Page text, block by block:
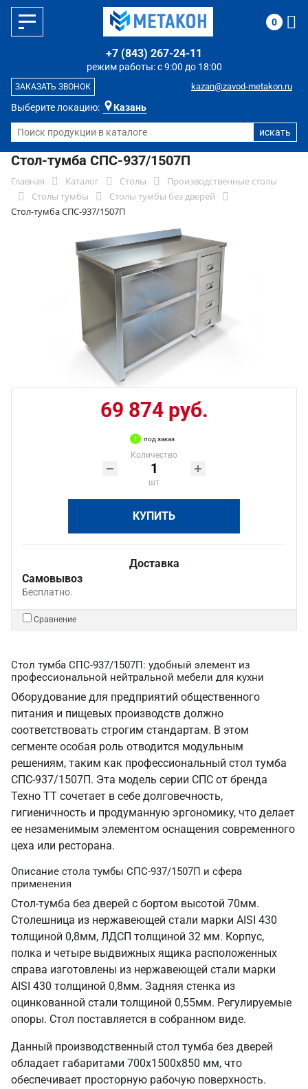
Выберите локацию: Казань
режим работы: с 9:00 до 18:00
+7 (843) 267-24-11
kazan@zavod-metakon.ru
ЗАКАЗАТЬ ЗВОНОК
0
Стол-тумба СПС-937/1507П
Главная Каталог Столы
Производственные столы
Столы тумбы
Столы тумбы без дверей
Стол-тумба СПС-937/1507П
69 874 руб.
под заказ
Количество
шт
КУПИТЬ
Доставка
Самовывоз
Бесплатно.
Сравнение
Стол тумба СПС-937/1507П: удобный элемент из
профессиональной нейтральной мебели для кухни
Оборудование для предприятий общественного
питания и пищевых производств должно
соответствовать строгим стандартам. В этом
сегменте особая роль отводится модульным
решениям, таким как профессиональный стол тумба
СПС-937/1507П. Эта модель серии СПС от бренда
Техно ТТ сочетает в себе долговечность,
гигиеничность и продуманную эргономику, что делает
ее незаменимым элементом оснащения современного
цеха или ресторана.
Описание стола тумбы СПС-937/1507П и сфера
применения
Стол-тумба без дверей с бортом высотой 70мм.
Столешница из нержавеющей стали марки AISI 430
толщиной 0,8мм, ЛДСП толщиной 32 мм. Корпус,
полка и четыре выдвижных ящика расположенных
справа изготовлены из нержавеющей стали марки
AISI 430 толщиной 0,8мм. Задняя стенка из
оцинкованной стали толщиной 0,55мм. Регулируемые
опоры. Стол поставляется в собранном виде.
Данный производственный стол тумба без дверей
обладает габаритами 700х1500х850 мм, что
обеспечивает просторную рабочую поверхность.